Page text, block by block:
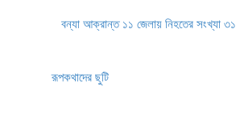
বন্যা আক্রান্ত ১১ জেলায় নিহতের সংখ্যা ৩১
রূপকথাদের ছুটি